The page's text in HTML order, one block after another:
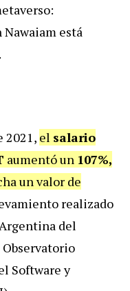
está
2021, el salario
aumentó un 107%,
un valor de
realizado
del
Observatorio
Software y